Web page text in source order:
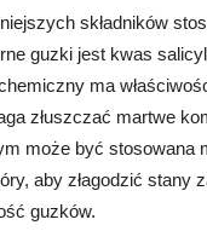
składników
guzki jest kwas
ma
złuszczać martwe
może być stosowana
aby złagodzić stany
guzków.